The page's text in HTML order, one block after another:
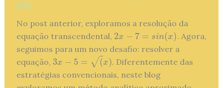
2024
No post anterior, exploramos a resolução da
equação transcendental, 2x − 7 = sin(x)
2𝑥− 7= sin(𝑥 )
. Agora,
seguimos para um novo desafio: resolver a
equação, 3x − 5 = (
√ x)
3𝑥− 5= (x )
. Diferentemente das
estratégias convencionais, neste blog